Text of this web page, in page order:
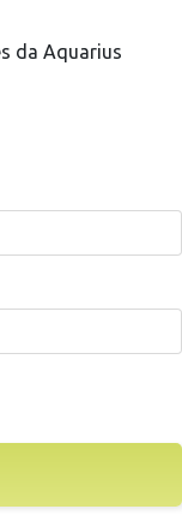
da Aquarius